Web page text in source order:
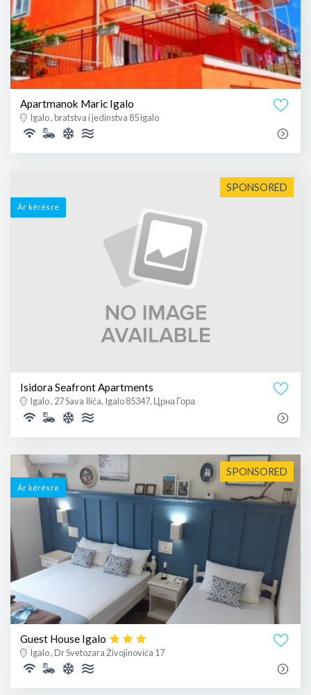
Apartmanok Maric Igalo
Igalo , bratstva i jedinstva 85 igalo
SPONSORED
Ár kérésre
Isidora Seafront Apartments
Igalo , 27 Sava Ilića, Igalo 85347, Црна Гора
SPONSORED
Ár kérésre
Guest House Igalo
Igalo , Dr Svetozara Živojinovića 17